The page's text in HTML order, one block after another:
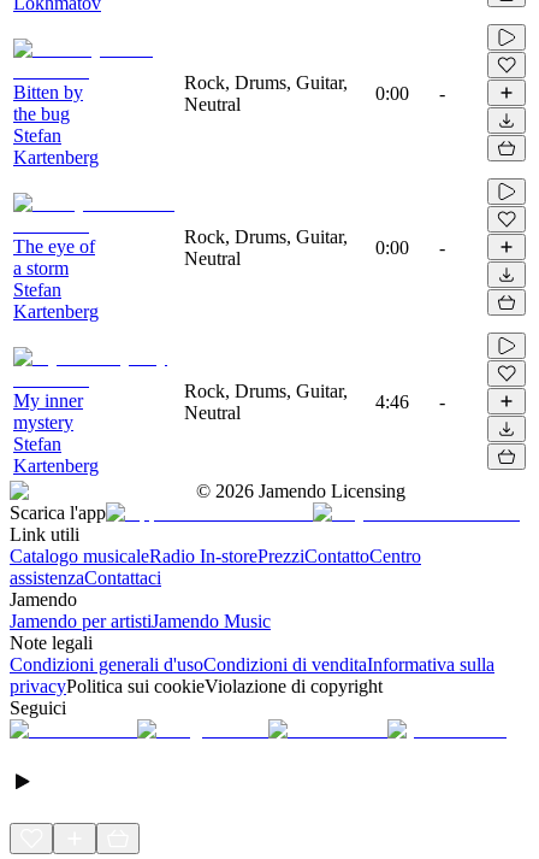
Bitten by
the bug
Stefan
Kartenberg
Rock, Drums, Guitar,
Neutral
0:00 -
The eye of
a storm
Stefan
Kartenberg
Rock, Drums, Guitar,
Neutral
0:00 -
My inner
mystery
Stefan
Kartenberg
Rock, Drums, Guitar,
Neutral
4:46 -
© 2026 Jamendo Licensing
Scarica l'app
Link utili
Catalogo musicaleRadio In-storePrezziContattoCentro
assistenzaContattaci
Jamendo
Jamendo per artistiJamendo Music
Note legali
Condizioni generali d'usoCondizioni di venditaInformativa sulla
privacyPolitica sui cookieViolazione di copyright
Seguici